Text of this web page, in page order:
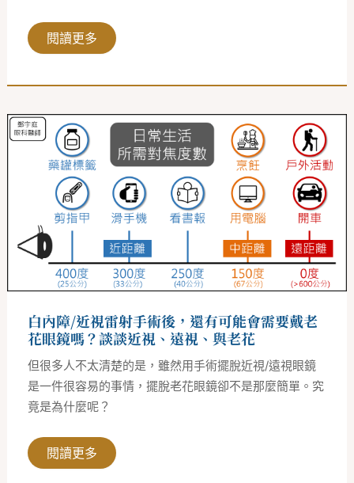
閱讀更多
白內障/近視雷射手術後，還有可能會需要戴老
花眼鏡嗎？談談近視、遠視、與老花
但很多人不太清楚的是，雖然用手術擺脫近視/遠視眼鏡
是一件很容易的事情，擺脫老花眼鏡卻不是那麼簡單。究
竟是為什麼呢？
白
內
障/
近
視
雷
射
手
術
後，
還
有
可
能
會
要
戴
老
花
眼
鏡
嗎？
談
近
視、
遠
視、
閱讀更多